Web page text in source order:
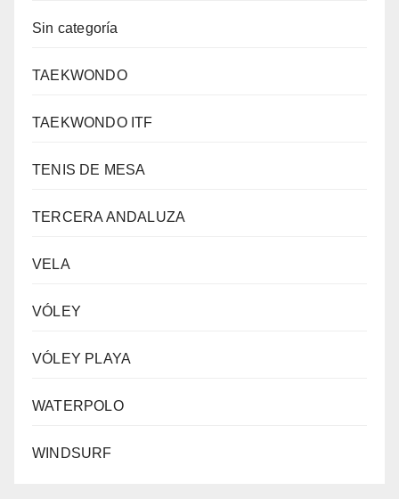
Sin categoría
TAEKWONDO
TAEKWONDO ITF
TENIS DE MESA
TERCERA ANDALUZA
VELA
VÓLEY
VÓLEY PLAYA
WATERPOLO
WINDSURF